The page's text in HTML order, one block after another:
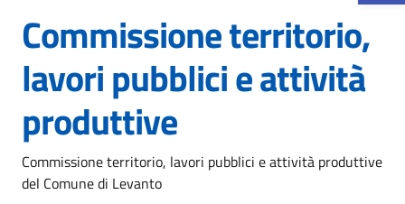
Commissione territorio,
lavori pubblici e attività
produttive
Commissione territorio, lavori pubblici e attività produttive
del Comune di Levanto